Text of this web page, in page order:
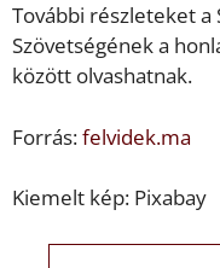
További részleteket a
Szövetségének a
között olvashatnak.
Forrás:felvidek.ma
Kiemelt kép: Pixabay